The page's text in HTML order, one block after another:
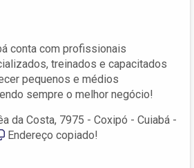
conta com profissionais
treinados e capacitados
pequenos e médios
sempre o melhor negócio!
da Costa, 7975 - Coxipó - Cuiabá -
Endereço copiado!